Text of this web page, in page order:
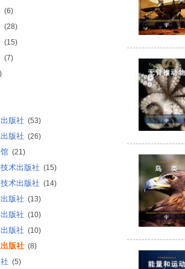
(6)
(28)
(15)
(7)
版社 (53)
版社 (26)
(21)
术出版社 (15)
术出版社 (14)
版社 (13)
版社 (10)
版社 (10)
版社 (8)
(5)